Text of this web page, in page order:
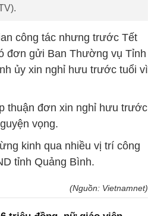
công tác nhưng trước Tết
đơn gửi Ban Thường vụ Tỉnh
ủy xin nghỉ hưu trước tuổi vì
thuận đơn xin nghỉ hưu trước
vọng.
kinh qua nhiều vị trí công
tỉnh Quảng Bình.
(Nguồn: Vietnamnet)